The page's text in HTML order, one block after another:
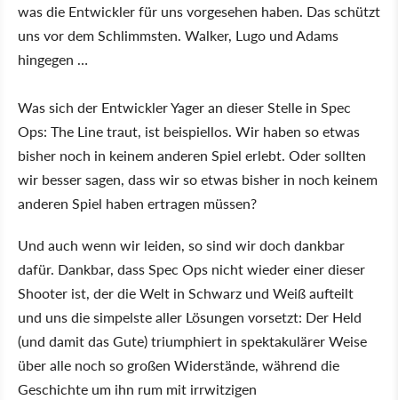
was die Entwickler für uns vorgesehen haben. Das schützt
uns vor dem Schlimmsten. Walker, Lugo und Adams
hingegen …
Was sich der Entwickler Yager an dieser Stelle in Spec
Ops: The Line traut, ist beispiellos. Wir haben so etwas
bisher noch in keinem anderen Spiel erlebt. Oder sollten
wir besser sagen, dass wir so etwas bisher in noch keinem
anderen Spiel haben ertragen müssen?
Und auch wenn wir leiden, so sind wir doch dankbar
dafür. Dankbar, dass Spec Ops nicht wieder einer dieser
Shooter ist, der die Welt in Schwarz und Weiß aufteilt
und uns die simpelste aller Lösungen vorsetzt: Der Held
(und damit das Gute) triumphiert in spektakulärer Weise
über alle noch so großen Widerstände, während die
Geschichte um ihn rum mit irrwitzigen